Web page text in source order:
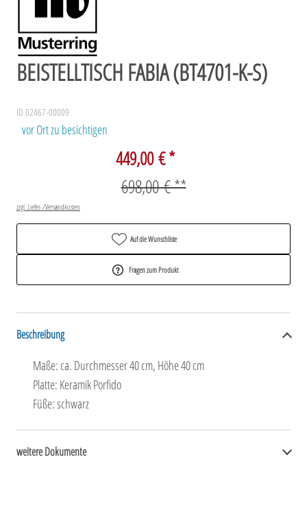
BEISTELLTISCH FABIA (BT4701-K-S)
ID 02467-00009
vor Ort zu besichtigen
449,00 € *
698,00 € **
zzgl. Liefer-/Versandkosten
Auf die Wunschliste
Fragen zum Produkt
Beschreibung
Maße: ca. Durchmesser 40 cm, Höhe 40 cm
Platte: Keramik Porfido
Füße: schwarz
weitere Dokumente